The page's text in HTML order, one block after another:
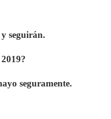
y seguirán.
seguramente.